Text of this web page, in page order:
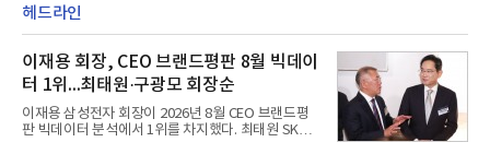
헤드라인
이재용 회장, CEO 브랜드평판 8월 빅데이
터 1위...최태원·구광모 회장순
이재용 삼성전자 회장이 2026년 8월 CEO 브랜드평
판 빅데이터 분석에서 1위를 차지했다. 최태원 SK그